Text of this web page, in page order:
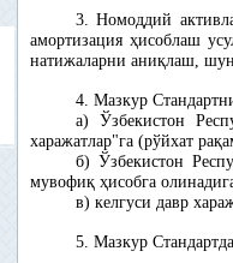
3. Номоддий
амортизацияҳисоблаш
натижаларни аниқлаш,
4. Мазкур
а) Ўзбекистон
харажатлар"га (рўйхат рақ
б) Ўзбекистон
мувофиқ ҳисобга
в) келгуси давр
5. Мазкур Стандартда